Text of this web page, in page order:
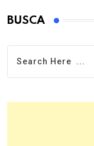
BUSCA